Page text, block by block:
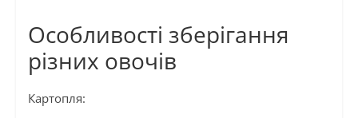
Особливості зберігання
різних овочів
Картопля: